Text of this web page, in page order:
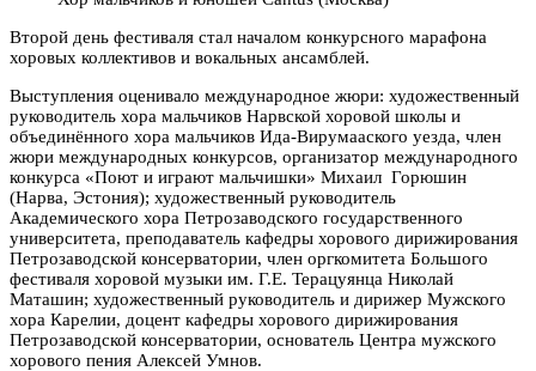
Второй день фестиваля стал началом конкурсного марафона
хоровых коллективов и вокальных ансамблей.
Выступления оценивало международное жюри: художественный
руководитель хора мальчиков Нарвской хоровой школы и
объединённого хора мальчиков Ида-Вирумааского уезда, член
жюри международных конкурсов, организатор международного
конкурса «Поют и играют мальчишки» Михаил Горюшин
(Нарва, Эстония); художественный руководитель
Академического хора Петрозаводского государственного
университета, преподаватель кафедры хорового дирижирования
Петрозаводской консерватории, член оргкомитета Большого
фестиваля хоровой музыки им. Г.Е. Терацуянца Николай
Маташин; художественный руководитель и дирижер Мужского
хора Карелии, доцент кафедры хорового дирижирования
Петрозаводской консерватории, основатель Центра мужского
хорового пения Алексей Умнов.